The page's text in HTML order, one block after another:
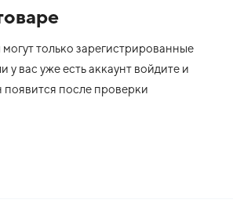
только зарегистрированные
у вас уже есть аккаунт войдите и
появится после проверки